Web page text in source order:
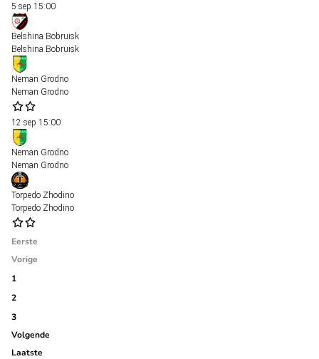
5 sep 15:00
Belshina Bobruisk
Belshina Bobruisk
Neman Grodno
Neman Grodno
12 sep 15:00
Neman Grodno
Neman Grodno
Torpedo Zhodino
Torpedo Zhodino
Eerste
Vorige
1
2
3
Volgende
Laatste